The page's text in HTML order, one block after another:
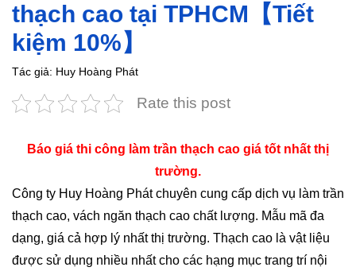
thạch cao tại TPHCM【Tiết
kiệm 10%】
Tác giả: Huy Hoàng Phát
Rate this post
Báo giá thi công làm trần thạch cao giá tốt nhất thị
trường.
Công ty Huy Hoàng Phát chuyên cung cấp dịch vụ làm trần
thạch cao, vách ngăn thạch cao chất lượng. Mẫu mã đa
dạng, giá cả hợp lý nhất thị trường. Thạch cao là vật liệu
được sử dụng nhiều nhất cho các hạng mục trang trí nội